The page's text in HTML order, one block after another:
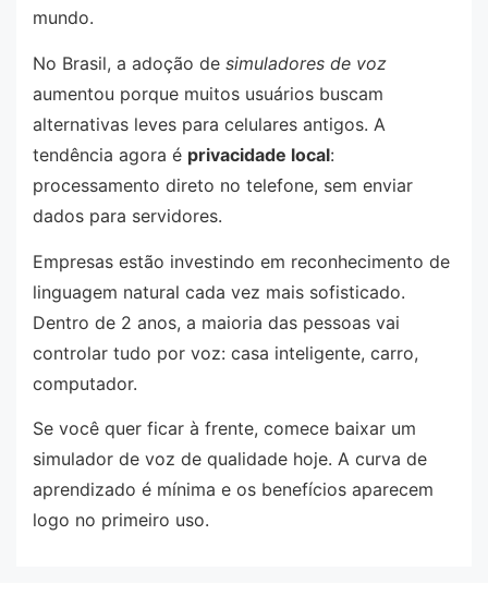
mundo.
No Brasil, a adoção de simuladores de voz
aumentou porque muitos usuários buscam
alternativas leves para celulares antigos. A
tendência agora é privacidade local:
processamento direto no telefone, sem enviar
dados para servidores.
Empresas estão investindo em reconhecimento de
linguagem natural cada vez mais sofisticado.
Dentro de 2 anos, a maioria das pessoas vai
controlar tudo por voz: casa inteligente, carro,
computador.
Se você quer ficar à frente, comece baixar um
simulador de voz de qualidade hoje. A curva de
aprendizado é mínima e os benefícios aparecem
logo no primeiro uso.